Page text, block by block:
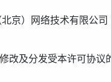
京）网络技术有限公
改及分发受本许可协